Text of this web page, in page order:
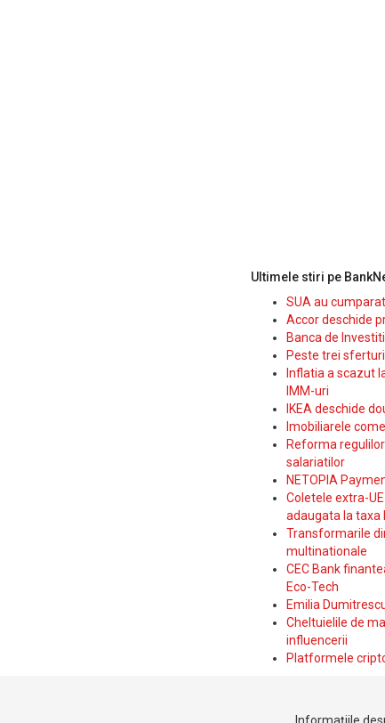
Ultimele stiri pe
SUA au
Accor deschide
Banca de
Peste trei
Inflatia a scazut
IMM-uri
IKEA deschide
Imobiliarele
Reforma
salariatilor
NETOPIA
Coletele extra-
adaugata la taxa
Transformarile
multinationale
CEC Bank
Eco-Tech
Emilia
Cheltuielile de
influencerii
Platformele